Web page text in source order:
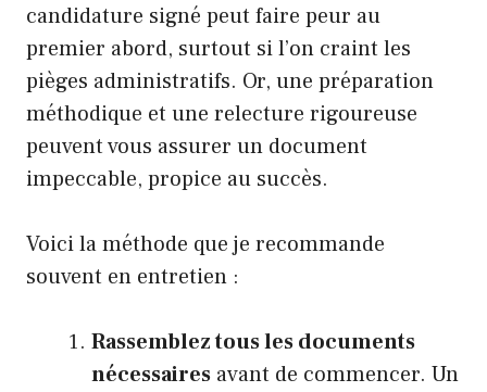
candidature signé peut faire peur au
premier abord, surtout si l’on craint les
pièges administratifs. Or, une préparation
méthodique et une relecture rigoureuse
peuvent vous assurer un document
impeccable, propice au succès.
Voici la méthode que je recommande
souvent en entretien :
Rassemblez tous les documents
nécessaires avant de commencer. Un